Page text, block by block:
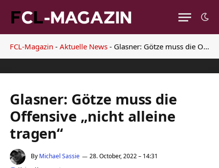
FCL-Magazin - Aktuelle News - Glasner: Götze muss die Offensive „nicht alleine tragen“
Glasner: Götze muss die
Offensive „nicht alleine
tragen“
By Michael Sassie
28. October, 2022 – 14:31